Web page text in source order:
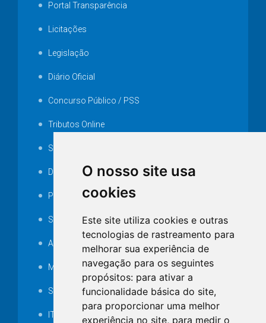
O nosso site usa
cookies
Este site utiliza cookies e outras
tecnologias de rastreamento para
melhorar sua experiência de
navegação para os seguintes
propósitos: para ativar a
funcionalidade básica do site,
para proporcionar uma melhor
experiência no site, para medir o
Portal Transparência
Licitações
Legislação
Diário Oficial
Concurso Público / PSS
Tributos Online
Serviços ISS-E
Decretos
Portarias
SAMAE
Audiência pública
MANUTENÇÃO DE ILUMINAÇÃO PÚBLICA
Serviços Técnicos TI
ITR